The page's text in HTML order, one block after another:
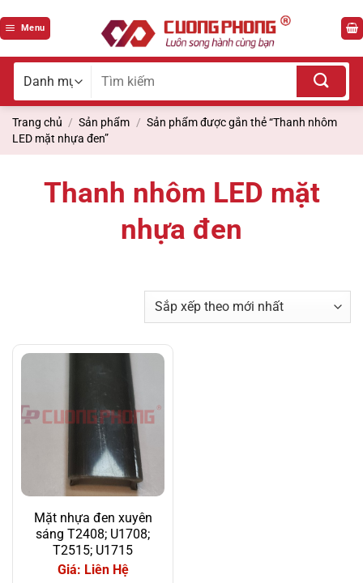
qua
Menu
Tìm
Trang chủ / Sản phẩm / Sản phẩm được gắn thẻ “Thanh nhôm
LED mặt nhựa đen”
Thanh nhôm LED mặt
nhựa đen
Mặt nhựa đen xuyên
sáng T2408; U1708;
T2515; U1715
Giá: Liên Hệ